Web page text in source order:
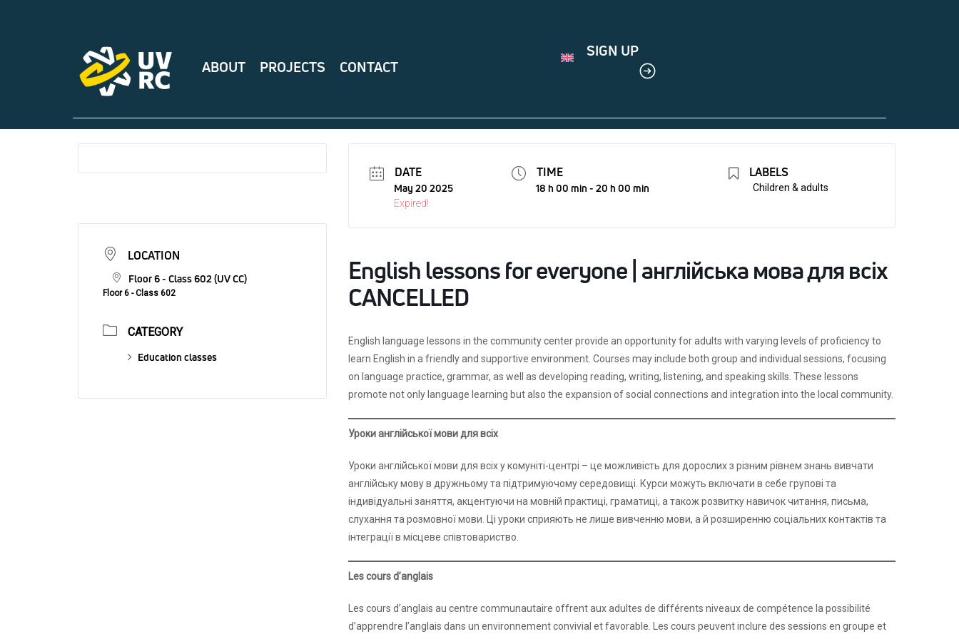
ABOUT PROJECTS CONTACT
SIGN UP
LOCATION
Floor 6 - Class 602 (UV CC)
Floor 6 - Class 602
CATEGORY
Education classes
DATE
May 20 2025
Expired!
TIME
18 h 00 min - 20 h 00 min
LABELS
Children & adults
English lessons for everyone | англійська мова для всіх
CANCELLED
English language lessons in the community center provide an opportunity for adults with varying levels of proficiency to
learn English in a friendly and supportive environment. Courses may include both group and individual sessions, focusing
on language practice, grammar, as well as developing reading, writing, listening, and speaking skills. These lessons
promote not only language learning but also the expansion of social connections and integration into the local community.
Уроки англійської мови для всіх
Уроки англійської мови для всіх у комуніті-центрі – це можливість для дорослих з різним рівнем знань вивчати
англійську мову в дружньому та підтримуючому середовищі. Курси можуть включати в себе групові та
індивідуальні заняття, акцентуючи на мовній практиці, граматиці, а також розвитку навичок читання, письма,
слухання та розмовної мови. Ці уроки сприяють не лише вивченню мови, а й розширенню соціальних контактів та
інтеграції в місцеве співтовариство.
Les cours d’anglais
Les cours d’anglais au centre communautaire offrent aux adultes de différents niveaux de compétence la possibilité
d’apprendre l’anglais dans un environnement convivial et favorable. Les cours peuvent inclure des sessions en groupe et